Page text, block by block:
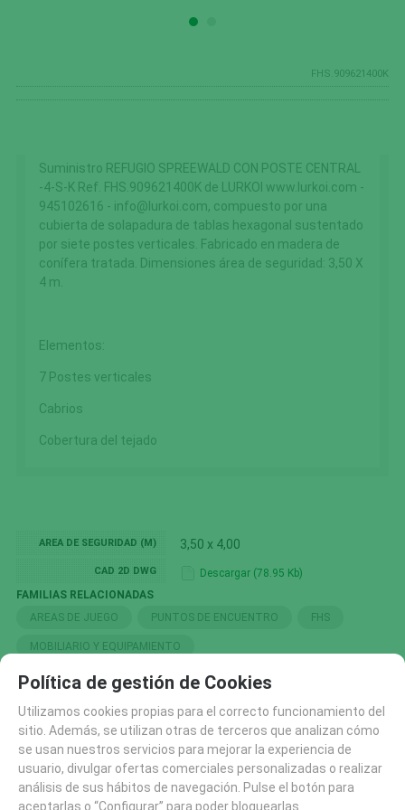
FHS.909621400K
Suministro REFUGIO SPREEWALD CON POSTE CENTRAL
-4-S-K Ref. FHS.909621400K de LURKOI www.lurkoi.com -
945102616 - info@lurkoi.com, compuesto por una
cubierta de solapadura de tablas hexagonal sustentado
por siete postes verticales. Fabricado en madera de
conífera tratada. Dimensiones área de seguridad: 3,50 X
4 m.
Elementos:
7 Postes verticales
Cabrios
Cobertura del tejado
AREA DE SEGURIDAD (M) 3,50 x 4,00
CAD 2D DWG
Descargar (78.95 Kb)
FAMILIAS RELACIONADAS
AREAS DE JUEGO
PUNTOS DE ENCUENTRO FHS
MOBILIARIO Y EQUIPAMIENTO
BÚSQUEDA POR ETIQUETAS
FHS DESCATALOGADOS 2026
SOLICITAR MÁS INFO RECOMENDAR
Política de gestión de Cookies
Utilizamos cookies propias para el correcto funcionamiento del
sitio. Además, se utilizan otras de terceros que analizan cómo
se usan nuestros servicios para mejorar la experiencia de
usuario, divulgar ofertas comerciales personalizadas o realizar
análisis de sus hábitos de navegación. Pulse el botón para
aceptarlas o “Configurar” para poder bloquearlas.